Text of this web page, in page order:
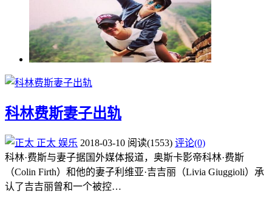
科林费斯妻子出轨
正太 娱乐 2018-03-10 阅读(1553) 评论(0)
科林·费斯与妻子据国外媒体报道，奥斯卡影帝科林·费斯
（Colin Firth）和他的妻子利维亚·吉吉丽（Livia Giuggioli）承
认了吉吉丽曾和一个被控…